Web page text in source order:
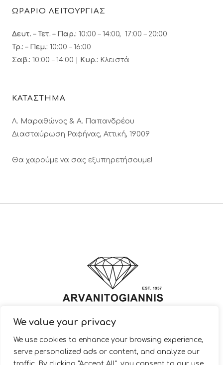
We value your privacy
We use cookies to enhance your browsing experience,
serve personalized ads or content, and analyze our
ΩΡΑΡΙΟ ΛΕΙΤΟΥΡΓΙΑΣ
Δευτ. – Τετ. – Παρ.: 10:00 – 14:00, 17:00 – 20:00
Τρ.: – Πεμ.: 10:00 – 16:00
Σαβ.: 10:00 – 14:00 | Κυρ.: Κλειστά
ΚΑΤΑΣΤΗΜΑ
Λ. Μαραθώνος & A. Παπανδρέου
Διασταύρωση Ραφήνας, Αττική, 19009
Θα χαρούμε να σας εξυπηρετήσουμε!
© 2022 ARVANITOGIANNIS – Jewelry Design & Manufacturing |
JewelryShop.gr